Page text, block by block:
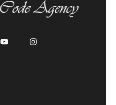
YouTubeInstagram